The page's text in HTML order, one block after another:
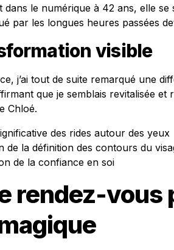
dans le numérique à 42 ans, elle
par les longues heures passées
visible
j’ai tout de suite remarqué une
que je semblais revitalisée et
Chloé.
des rides autour des yeux
de la définition des contours du
de la confiance en soi
rendez-vous